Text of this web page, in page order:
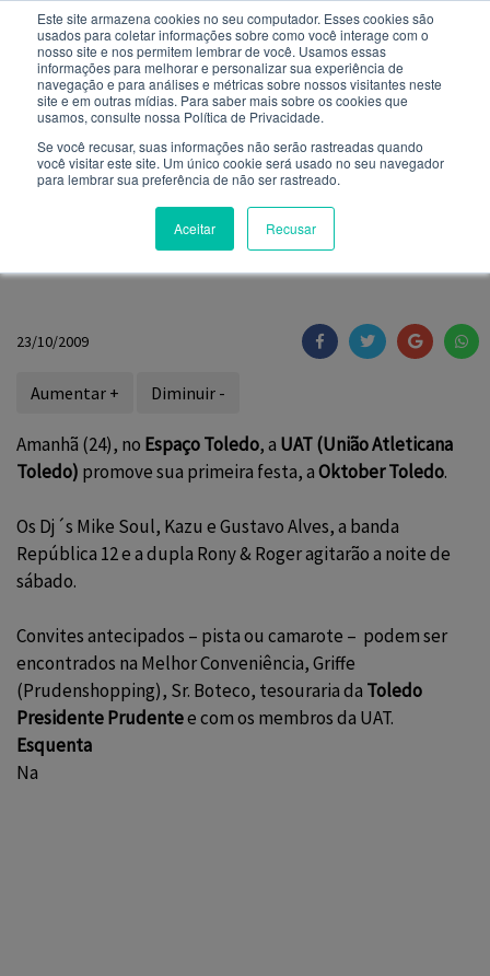
Este site armazena cookies no seu computador. Esses cookies são
usados ​​para coletar informações sobre como você interage com o
nosso site e nos permitem lembrar de você. Usamos essas
informações para melhorar e personalizar sua experiência de
navegação e para análises e métricas sobre nossos visitantes neste
site e em outras mídias. Para saber mais sobre os cookies que
usamos, consulte nossa Política de Privacidade.
Se você recusar, suas informações não serão rastreadas quando
você visitar este site. Um único cookie será usado no seu navegador
para lembrar sua preferência de não ser rastreado.
Aceitar Recusar
NOTÍCIAS
Amanhã é dia de
Oktober Toledo
23/10/2009
Aumentar + Diminuir -
Amanhã (24), no Espaço Toledo, a UAT (União Atleticana
Toledo) promove sua primeira festa, aOktober Toledo.
Os Dj´s Mike Soul, Kazu e Gustavo Alves, a banda
República 12 e a dupla Rony & Roger agitarão a noite de
sábado.
Convites antecipados – pista ou camarote – podem ser
encontrados na Melhor Conveniência, Griffe
(Prudenshopping), Sr. Boteco, tesouraria da Toledo
Presidente Prudentee com os membros da UAT.
Esquenta
Na
Você quer receber notificações e não perder nenhuma
notícia importante?